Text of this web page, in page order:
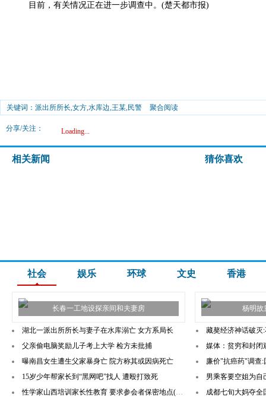
目前，有关情况正在进一步调查中。(楚天都市报)
关键词：派出所所长,女方,水库边,王某,民警 聚合阅读
分享/关注： Loading...
相关新闻 猜你喜欢
社会 娱乐 环球 文史 香港
长春一工地设探亲间和夫妻房 杨明故
湖北一派出所所长与妻子在水库溺亡 女方系局长
父亲偷电脑奖励儿子考上大学 检方未批捕
曝南昌女生遭生父家暴身亡 院方称其或因病死亡
15岁少年帮家长到“黑网吧”找人 遭殴打致死
性学家山西培训家长性教育 要求参会者保密地点(图)
藏獒经济神话破灭
媒体：贫穷和封闭
廉价"抗癌药"调查:
男乘客要空姐为自
成都七旬大妈夺全